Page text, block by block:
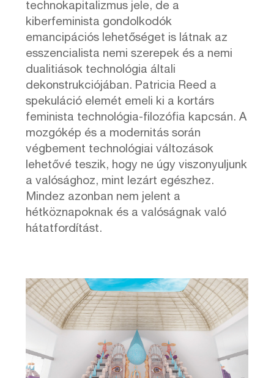
technokapitalizmus jele, de a
kiberfeminista gondolkodók
emancipációs lehetőséget is látnak az
esszencialista nemi szerepek és a nemi
dualitiások technológia általi
dekonstrukciójában. Patricia Reed a
spekuláció elemét emeli ki a kortárs
feminista technológia-filozófia kapcsán. A
mozgókép és a modernitás során
végbement technológiai változások
lehetővé teszik, hogy ne úgy viszonyuljunk
a valósághoz, mint lezárt egészhez.
Mindez azonban nem jelent a
hétköznapoknak és a valóságnak való
hátatfordítást.